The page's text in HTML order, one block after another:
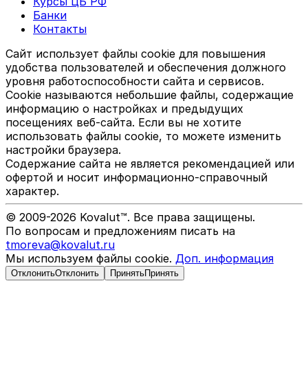
Банки
Контакты
Сайт использует файлы cookie для повышения
удобства пользователей и обеспечения должного
уровня работоспособности сайта и сервисов.
Cookie называются небольшие файлы, содержащие
информацию о настройках и предыдущих
посещениях веб-сайта. Если вы не хотите
использовать файлы cookie, то можете изменить
настройки браузера.
Содержание сайта не является рекомендацией или
офертой и носит информационно-справочный
характер.
© 2009-2026 Kovalut™. Все права защищены.
По вопросам и предложениям писать на
tmoreva@kovalut.ru
Мы используем файлы cookie. Доп. информация
ОтклонитьОтклонить ПринятьПринять